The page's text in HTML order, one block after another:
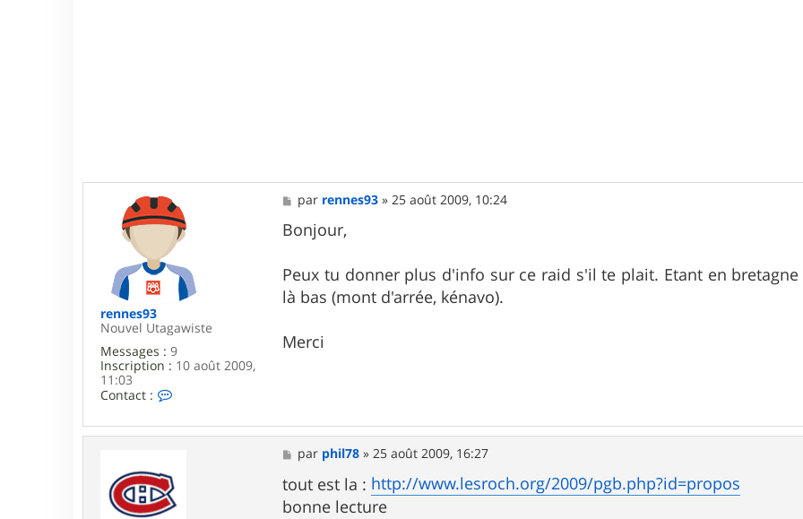
rennes93
Nouvel Utagawiste
Messages : 9
Inscription : 10 août 2009,
11:03
Contact :
t
e
r
M
e
s
s
g
e
par rennes93 » 25 août 2009, 10:24
Bonjour,
Peux tu donner plus d'info sur ce raid s'il te plait. Etant en
là bas (mont d'arrée, kénavo).
Merci
M
e
s
s
a
par phil78 » 25 août 2009, 16:27
tout est la : http://www.lesroch.org/2009/pgb.php?id=propos
bonne lecture